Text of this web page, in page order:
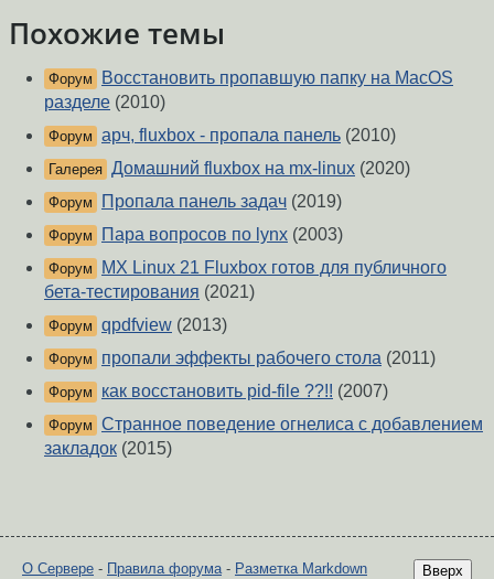
Похожие темы
Форум
Восстановить пропавшую папку на MacOS
разделе (2010)
Форум арч, fluxbox - пропала панель (2010)
Галерея Домашний fluxbox на mx-linux (2020)
Форум Пропала панель задач (2019)
Форум Пара вопросов по lynx (2003)
Форум
MX Linux 21 Fluxbox готов для публичного
бета-тестирования (2021)
Форум qpdfview (2013)
Форум пропали эффекты рабочего стола (2011)
Форум как восстановить pid-file ??!! (2007)
Форум Странное поведение огнелиса с добавлением
закладок (2015)
Вверх
О Сервере - Правила форума- Разметка Markdown